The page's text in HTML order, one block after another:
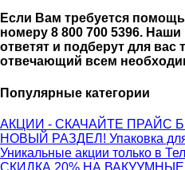
Если Вам требуется
номеру 8 800 700 5396.
ответят и подберут для вас
отвечающий всем
Популярные категории
АКЦИИ - СКАЧАЙТЕ ПРАЙС
НОВЫЙ РАЗДЕЛ! Упаковка для
Уникальные акции только в
СКИДКА 20% НА